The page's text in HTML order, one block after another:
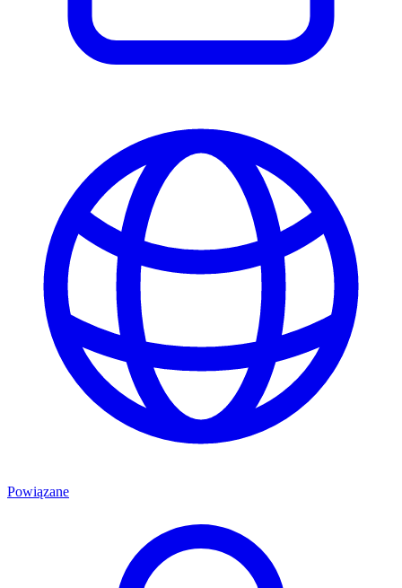
Powiązane